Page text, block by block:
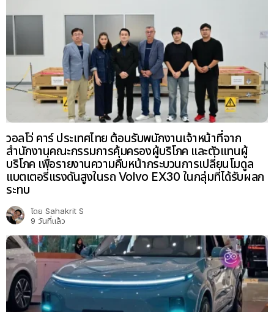
วอลโว่ คาร์ ประเทศไทย ต้อนรับพนักงานเจ้าหน้าที่จาก
สำนักงานคณะกรรมการคุ้มครองผู้บริโภค และตัวแทนผู้
บริโภค เพื่อรายงานความคืบหน้ากระบวนการเปลี่ยนโมดูล
แบตเตอรี่แรงดันสูงในรถ Volvo EX30 ในกลุ่มที่ได้รับผลก
ระทบ
โดย Sahakrit S
9 วันที่แล้ว